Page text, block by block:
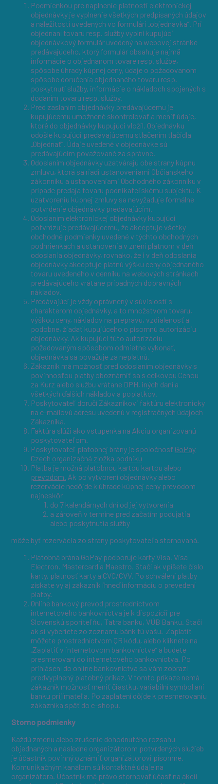
Podmienkou pre naplnenie platnosti elektronickej
objednávky je vyplnenie všetkých predpísaných údajov
a náležitostí uvedených vo formulári „objednávka”. Pri
objednaní tovaru resp. služby vyplní kupujúci
objednávkový formulár uvedený na webovej stránke
predávajúceho, ktorý formulár obsahuje najmä
informácie o objednanom tovare resp. službe,
spôsobe úhrady kúpnej ceny, údaje o požadovanom
spôsobe doručenia objednaného tovaru resp.
poskytnutí služby, informácie o nákladoch spojených s
dodaním tovaru resp. služby.
Pred zaslaním objednávky predávajúcemu je
kupujúcemu umožnené skontrolovať a meniť údaje,
ktoré do objednávky kupujúci vložil. Objednávku
odošle kupujúci predávajúcemu stlačením tlačidla
„Objednať”. Údaje uvedené v objednávke sú
predávajúcim považované za správne.
Odoslaním objednávky uzatvárajú obe strany kúpnu
zmluvu, ktorá sa riadi ustanoveniami Občianskeho
zákonníku a ustanoveniami Obchodného zákonníku v
prípade predaja tovaru podnikateľskému subjektu. K
uzatvoreniu kúpnej zmluvy sa nevyžaduje formálne
potvrdenie objednávky predávajúcim.
Odoslaním elektronickej objednávky kupujúci
potvrdzuje predávajúcemu, že akceptuje všetky
obchodné podmienky uvedené v týchto obchodných
podmienkach a ustanovenia v znení platnom v deň
odoslania objednávky, rovnako, že i v deň odoslania
objednávky akceptuje platnú výšku ceny objednaného
tovaru uvedeného v cenníku na webových stránkach
predávajúceho vrátane prípadných dopravných
nákladov.
Predávajúci je vždy oprávnený v súvislosti s
charakterom objednávky, a to množstvom tovaru,
výškou ceny, nákladov na prepravu, vzdialenosť a
podobne, žiadať kupujúceho o písomnú autorizáciu
objednávky. Ak kupujúci túto autorizáciu
požadovaným spôsobom odmietne vykonať,
objednávka sa považuje za neplatnú.
Zákazník má možnosť pred odoslaním objednávky s
povinnosťou platby oboznámiť sa s celkovou Cenou
za Kurz alebo službu vrátane DPH, iných daní a
všetkých ďalších nákladov a poplatkov.
Poskytovateľ doručí Zákazníkovi faktúru elektronicky
na e-mailovú adresu uvedenú v registračných údajoch
Zákazníka.
Faktúra slúži ako vstupenka na Akciu organizovanú
poskytovateľom.
Poskytovateľ platobnej brány je spoločnosť GoPay
Czech organizačná zložka podniku
Platba je možná platobnou kartou kartou alebo
prevodom. Ak po vytvorení objednávky alebo
rezervácie nedôjde k úhrade kúpnej ceny prevodom
najneskôr
do 7 kalendárnych dní od jej vytvorenia
a zároveň v termíne pred začatím podujatia
alebo poskytnutia služby
môže byť rezervácia zo strany poskytovateľa stornovaná.
Platobná brána GoPay podporuje karty Visa, Visa
Electron, Mastercard a Maestro. Stačí ak vpíšete číslo
karty, platnosť karty a CVC/CVV. Po schválení platby
získate vy aj zákazník ihneď informáciu o prevedení
platby.
Online bankový prevod prostredníctvom
internetového bankovníctva je k dispozícii pre
Slovenskú sporiteľňu, Tatra banku, VÚB Banku. Stačí
ak si vyberiete zo zoznamu bánk tú vašu. Zaplatiť
môžete prostredníctvom QR kódu, alebo kliknete na
„Zaplatiť v internetovom bankovníctve“ a budete
presmerovaní do internetového bankovníctva. Po
prihlásení do online bankovníctva sa vám zobrazí
predvyplnený platobný príkaz. V tomto príkaze nemá
zákazník možnosť meniť čiastku, variabilní symbol ani
banku prijímateľa. Po zaplatení dôjde k presmerovaniu
zákazníka späť do e-shopu.
Storno podmienky
Každú zmenu alebo zrušenie dohodnutého rozsahu
objednaných a následne organizátorom potvrdených služieb
je účastník povinný oznámiť organizátorovi písomne.
Komunikačným kanálom sú kontaktné údaje na
organizátora. Účastník má právo stornovať účasť na akcii